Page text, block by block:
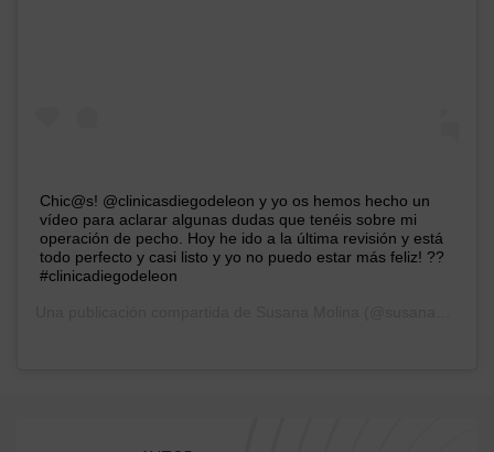
Chic@s! @clinicasdiegodeleon y yo os hemos hecho un
vídeo para aclarar algunas dudas que tenéis sobre mi
operación de pecho. Hoy he ido a la última revisión y está
todo perfecto y casi listo y yo no puedo estar más feliz! ??
#clinicadiegodeleon